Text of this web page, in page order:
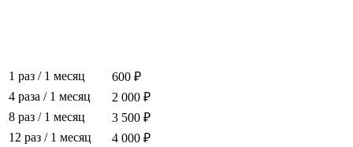
1 раз / 1 месяц
600 ₽
4 раза / 1 месяц
2 000 ₽
8 раз / 1 месяц
3 500 ₽
12 раз / 1 месяц
4 000 ₽